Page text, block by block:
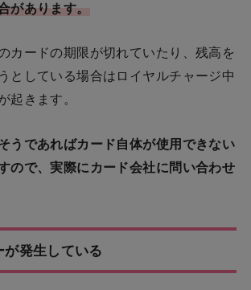
があります。
カードの期限が切れていたり、残高を
としている場合はロイヤルチャージ中
起きます。
うであればカード自体が使用できない
ので、実際にカード会社に問い合わせ
発生している